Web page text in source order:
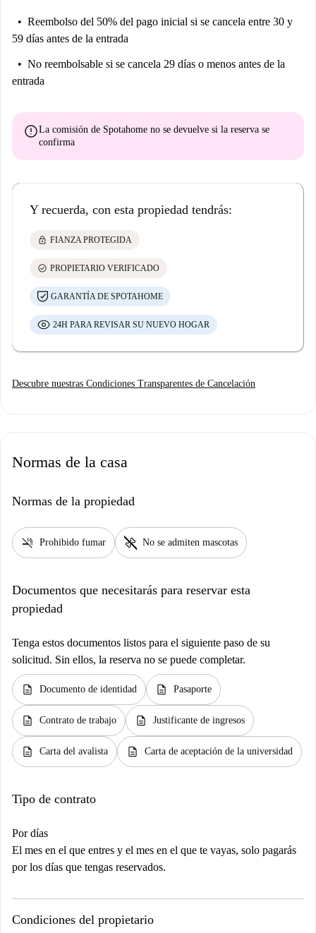
Reembolso del 50% del pago inicial si se cancela entre 30 y
59 días antes de la entrada
No reembolsable si se cancela 29 días o menos antes de la
entrada
errorLa comisión de Spotahome no se devuelve si la reserva se
confirma
Y recuerda, con esta propiedad tendrás:
lock FIANZA PROTEGIDA
check_circle PROPIETARIO VERIFICADO
GARANTÍA DE SPOTAHOME
24H PARA REVISAR SU NUEVO HOGAR
Descubre nuestras Condiciones Transparentes de Cancelación
Normas de la casa
Normas de la propiedad
smoke_free Prohibido fumar pet_supplies No se admiten mascotas
Documentos que necesitarás para reservar esta
propiedad
Tenga estos documentos listos para el siguiente paso de su
solicitud. Sin ellos, la reserva no se puede completar.
description Documento de identidad description Pasaporte
description Contrato de trabajo description Justificante de ingresos
description Carta del avalista description Carta de aceptación de la universidad
Tipo de contrato
Por días
El mes en el que entres y el mes en el que te vayas, solo pagarás
por los días que tengas reservados.
Condiciones del propietario